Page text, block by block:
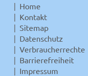
Home
Kontakt
Sitemap
Datenschutz
Verbraucherrechte
Barrierefreiheit
Impressum